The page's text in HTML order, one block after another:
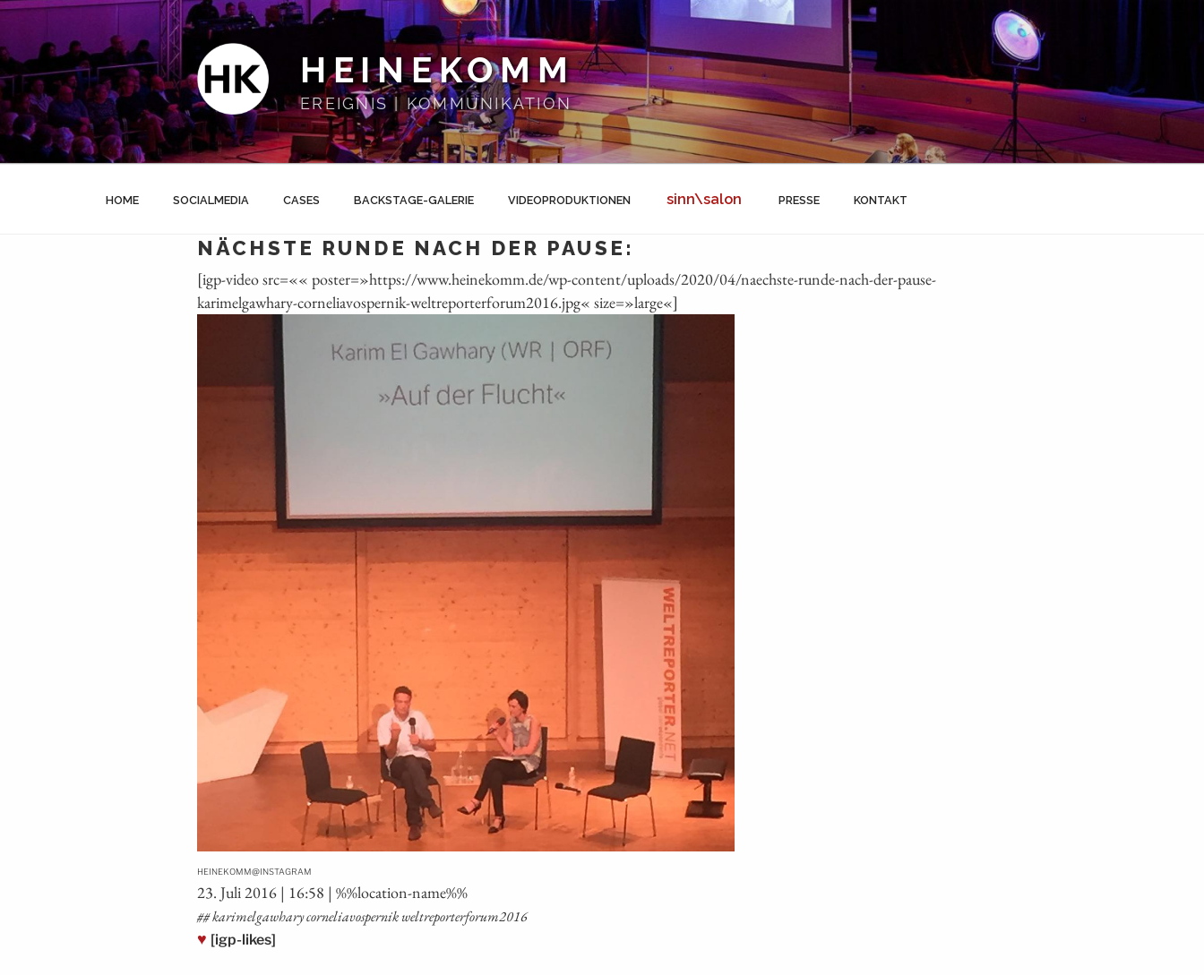
Zum
springen
HEINEKOMM
EREIGNIS | KOMMUNIKATION
HOME SOCIALMEDIA CASES BACKSTAGE-GALERIE VIDEOPRODUKTIONEN sinn\salon PRESSE KONTAKT
NÄCHSTE RUNDE NACH DER PAUSE:
[igp-video src=«« poster=»https://www.heinekomm.de/wp-content/uploads/2020/04/naechste-runde-nach-der-pause-
karimelgawhary-corneliavospernik-weltreporterforum2016.jpg« size=»large«]
HEINEKOMM@INSTAGRAM
23. Juli 2016 | 16:58 | %%loca­ti­on-name%%
## kari­mel­ga­wha­ry cor­ne­lia­vosper­nik weltreporterforum2016
♥ [igp-likes]